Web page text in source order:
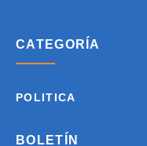
CATEGORÍA
POLITICA
BOLETÍN